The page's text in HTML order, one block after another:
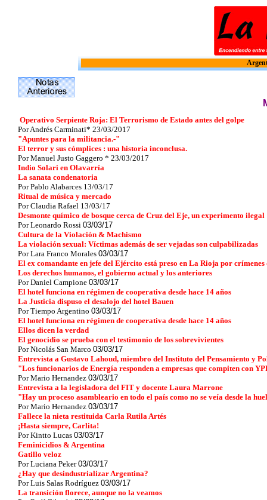
Operativo Serpiente Roja: El Terrorismo de Estado antes del golpe
Por Andrés Carminati* 23/03/2017
"Apuntes para la militancia.-"
El terror y sus cómplices : una historia inconclusa.
Por Manuel Justo Gaggero * 23/03/2017
Indio Solari en Olavarría
La sanata condenatoria
Por Pablo Alabarces 13/03/17
Ritual de música y mercado
Por Claudia Rafael 13/03/17
Desmonte químico de bosque cerca de Cruz del Eje, un experimento ilegal
Por Leonardo Rossi 03/03/17
Cultura de la Violación & Machismo
La violación sexual: Víctimas además de ser vejadas son culpabilizadas
Por Lara Franco Morales 03/03/17
El ex comandante en jefe del Ejército está preso en La Rioja por crímenes
Los derechos humanos, el gobierno actual y los anteriores
Por Daniel Campione 03/03/17
El hotel funciona en régimen de cooperativa desde hace 14 años
La Justicia dispuso el desalojo del hotel Bauen
Por Tiempo Argentino 03/03/17
El hotel funciona en régimen de cooperativa desde hace 14 años
Ellos dicen la verdad
El genocidio se prueba con el testimonio de los sobrevivientes
Por Nicolás San Marco 03/03/17
Entrevista a Gustavo Lahoud, miembro del Instituto del Pensamiento y
"Los funcionarios de Energía responden a empresas que compiten con
Por Mario Hernandez 03/03/17
Entrevista a la legisladora del FIT y docente Laura Marrone
"Hay un proceso asambleario en todo el país como no se veía desde la
Por Mario Hernandez 03/03/17
Fallece la nieta restituida Carla Rutila Artés
¡Hasta siempre, Carlita!
Por Kintto Lucas 03/03/17
Feminicidios & Argentina
Gatillo veloz
Por Luciana Peker03/03/17
¿Hay que desindustrializar Argentina?
Por Luis Salas Rodríguez 03/03/17
La transición florece, aunque no la veamos